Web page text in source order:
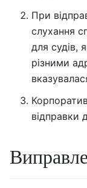
При
слухання
для судів,
різними
відправки